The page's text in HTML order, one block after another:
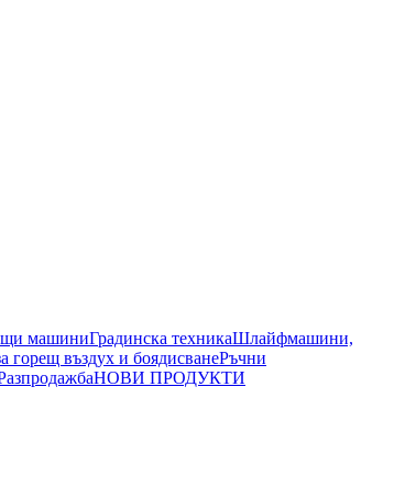
машиниГрадинска техникаШлайфмашини,
горещ въздух и боядисванеРъчни
НОВИ ПРОДУКТИ